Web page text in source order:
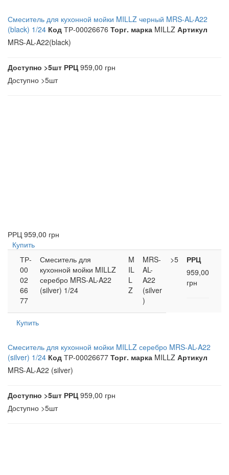
Смеситель для кухонной мойки MILLZ черный MRS-AL-A22
(black) 1/24 Код ТР-00026676 Торг. марка MILLZ Артикул
MRS-AL-A22(black)
Доступно >5шт РРЦ959,00 грн
Доступно >5шт
РРЦ 959,00 грн
Купить
ТР-
00
02
66
77
Смеситель для
кухонной мойки MILLZ
серебро MRS-AL-A22
(silver) 1/24
M
IL
L
Z
MRS-
AL-
A22
(silver
)
>5
РРЦ
959,00
грн
Купить
Смеситель для кухонной мойки MILLZ серебро MRS-AL-A22
(silver) 1/24 Код ТР-00026677 Торг. марка MILLZ Артикул
MRS-AL-A22 (silver)
Доступно >5шт РРЦ959,00 грн
Доступно >5шт